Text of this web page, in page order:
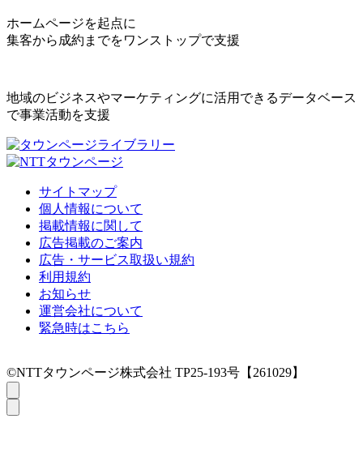
ホームページを起点に
集客から成約までをワンストップで支援
地域のビジネスやマーケティングに活用できるデータベース
で事業活動を支援
サイトマップ
個人情報について
掲載情報に関して
広告掲載のご案内
広告・サービス取扱い規約
利用規約
お知らせ
運営会社について
緊急時はこちら
©NTTタウンページ株式会社 TP25-193号【261029】